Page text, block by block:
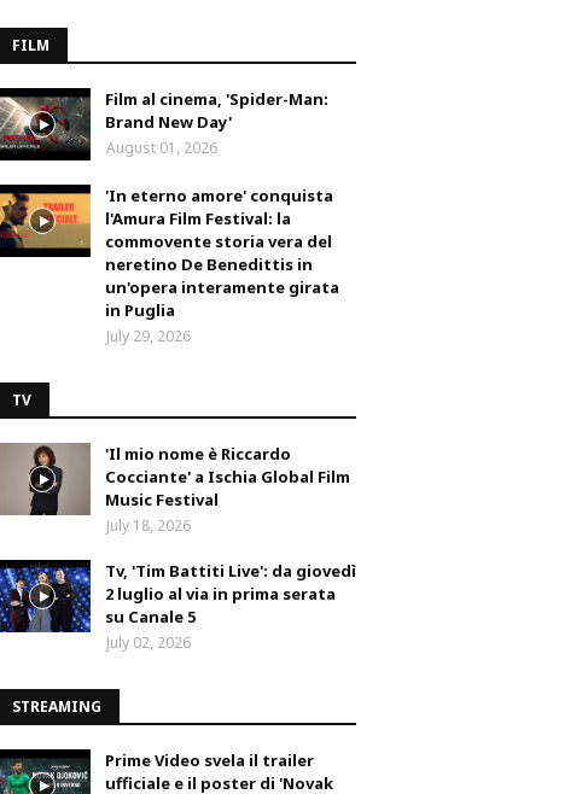
FILM
Film al cinema, 'Spider-Man:
Brand New Day'
August 01, 2026
'In eterno amore' conquista
l'Amura Film Festival: la
commovente storia vera del
neretino De Benedittis in
un'opera interamente girata
in Puglia
July 29, 2026
TV
'Il mio nome è Riccardo
Cocciante' a Ischia Global Film
Music Festival
July 18, 2026
Tv, 'Tim Battiti Live': da giovedì
2 luglio al via in prima serata
su Canale 5
July 02, 2026
STREAMING
Prime Video svela il trailer
ufficiale e il poster di 'Novak